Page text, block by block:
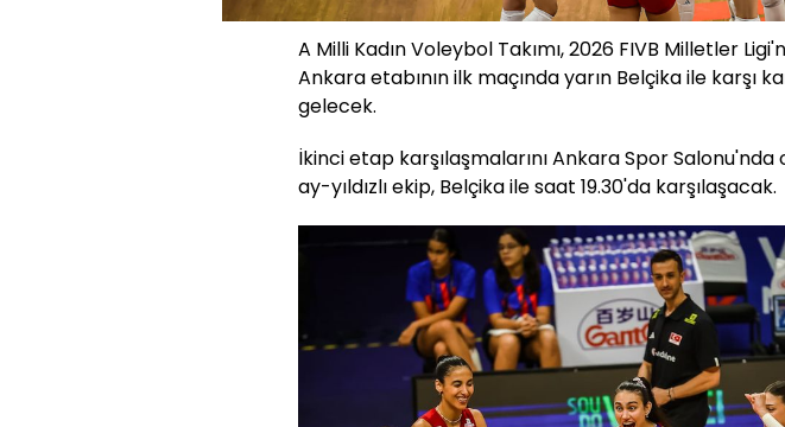
A Milli Kadın Voleybol Takımı, 2026 FIVB Milletler
Ankara etabının ilk maçında yarın Belçika ile karşı
gelecek.
İkinci etap karşılaşmalarını Ankara Spor
ay-yıldızlı ekip, Belçika ile saat 19.30'da karşılaşacak.